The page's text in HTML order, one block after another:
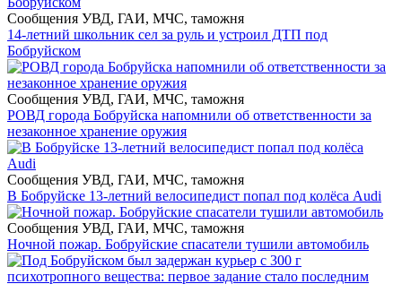
Сообщения УВД, ГАИ, МЧС, таможня
14-летний школьник сел за руль и устроил ДТП под
Бобруйском
Сообщения УВД, ГАИ, МЧС, таможня
РОВД города Бобруйска напомнили об ответственности за
незаконное хранение оружия
Сообщения УВД, ГАИ, МЧС, таможня
В Бобруйске 13-летний велосипедист попал под колёса Audi
Сообщения УВД, ГАИ, МЧС, таможня
Ночной пожар. Бобруйские спасатели тушили автомобиль